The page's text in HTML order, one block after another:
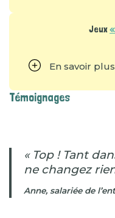
Jeux
En savoir plus
Témoignages
« Top ! Tant
ne changez
Anne, salariée de